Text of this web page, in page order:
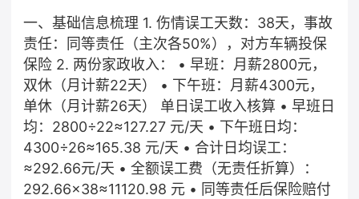
一、基础信息梳理 1. 伤情误工天数：38天，事故
责任：同等责任（主次各50%），对方车辆投保
保险 2. 两份家政收入： • 早班：月薪2800元，
双休（月计薪22天） • 下午班：月薪4300元，
单休（月计薪26天） 单日误工收入核算 • 早班日
均：2800÷22≈127.27 元/天 • 下午班日均：
4300÷26≈165.38 元/天 • 合计日均误工：
≈292.66元/天 • 全额误工费（无责任折算）：
292.66×38≈11120.98 元 • 同等责任后保险赔付